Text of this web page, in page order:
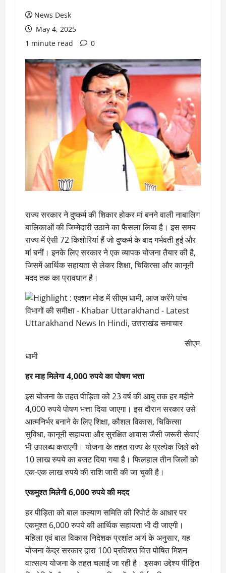
News Desk
May 4, 2025
1 minute read
0
राज्य सरकार ने दुष्कर्म की शिकार होकर मां बनने वाली नाबालिग
बालिकाओं की जिम्मेदारी उठाने का फैसला लिया है। इस समय
राज्य में ऐसी 72 किशोरियां हैं जो दुष्कर्म के बाद गर्भवती हुईं और
मां बनीं। इनके लिए सरकार ने एक व्यापक योजना तैयार की है,
जिसमें आर्थिक सहायता से लेकर शिक्षा, चिकित्सा और कानूनी
मदद तक का प्रावधान है।
सीएम
धामी
हर माह मिलेगा 4,000 रुपये का पोषण भत्ता
इस योजना के तहत पीड़िता को 23 वर्ष की आयु तक हर महीने
4,000 रुपये पोषण भत्ता दिया जाएगा। इस दौरान सरकार उसे
आत्मनिर्भर बनाने के लिए शिक्षा, कौशल विकास, चिकित्सा
सुविधा, कानूनी सहायता और सुरक्षित आवास जैसी जरूरी सेवाएं
भी उपलब्ध कराएगी। योजना के तहत राज्य के प्रत्येक जिले को
10 लाख रुपये का बजट दिया गया है। फिलहाल तीन जिलों को
एक-एक लाख रुपये की राशि जारी की जा चुकी है।
एकमुश्त मिलेगी 6,000 रुपये की मदद
हर पीड़िता को बाल कल्याण समिति की रिपोर्ट के आधार पर
एकमुश्त 6,000 रुपये की आर्थिक सहायता भी दी जाएगी।
महिला एवं बाल विकास निदेशक प्रशांत आर्य के अनुसार, यह
योजना केंद्र सरकार द्वारा 100 प्रतिशत वित्त पोषित मिशन
वात्सल्य योजना के तहत चलाई जा रही है। इसका उद्देश्य पीड़ित